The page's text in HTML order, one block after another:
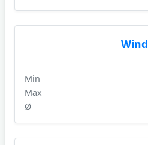
Wind
Min
Max
Ø